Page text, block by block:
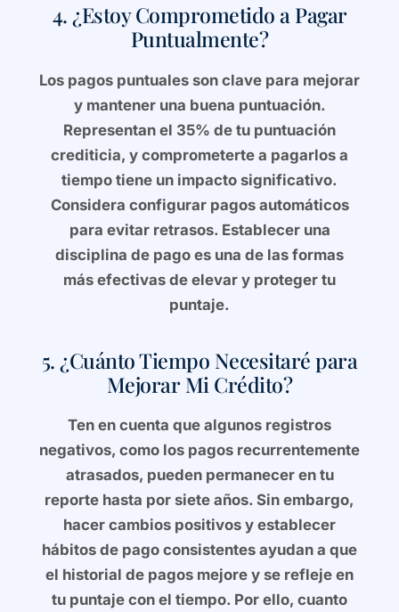
4. ¿Estoy Comprometido a Pagar
Puntualmente?
Los pagos puntuales son clave para mejorar
y mantener una buena puntuación.
Representan el 35% de tu puntuación
crediticia, y comprometerte a pagarlos a
tiempo tiene un impacto significativo.
Considera configurar pagos automáticos
para evitar retrasos. Establecer una
disciplina de pago es una de las formas
más efectivas de elevar y proteger tu
puntaje.
5. ¿Cuánto Tiempo Necesitaré para
Mejorar Mi Crédito?
Ten en cuenta que algunos registros
negativos, como los pagos recurrentemente
atrasados, pueden permanecer en tu
reporte hasta por siete años. Sin embargo,
hacer cambios positivos y establecer
hábitos de pago consistentes ayudan a que
el historial de pagos mejore y se refleje en
tu puntaje con el tiempo. Por ello, cuanto